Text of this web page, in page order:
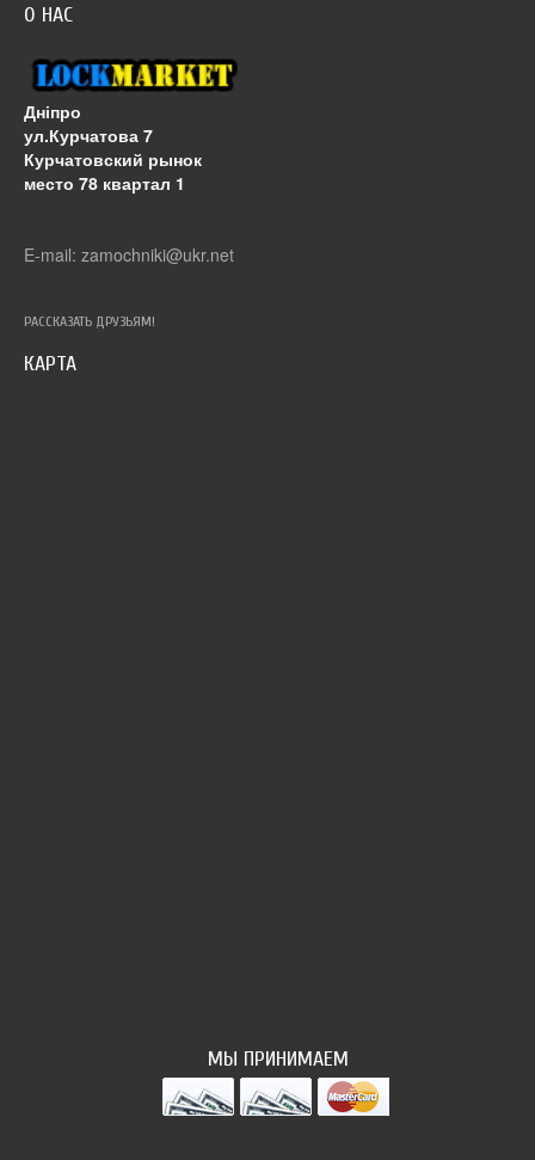
О НАС
Дніпро
ул.Курчатова 7
Курчатовский рынок
место 78 квартал 1
E-mail: zamochniki@ukr.net
РАССКАЗАТЬ ДРУЗЬЯМ!
КАРТА
МЫ ПРИНИМАЕМ